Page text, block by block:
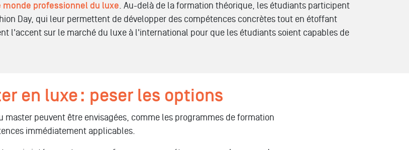
professionnel du luxe. Au-delà de la formation théorique, les étudiants participent
Day, qui leur permettent de développer des compétences concrètes tout en étoffant
l'accent sur le marché du luxe à l'international pour que les étudiants soient capables de
en luxe : peser les options
master peuvent être envisagées, comme les programmes de formation
immédiatement applicables.